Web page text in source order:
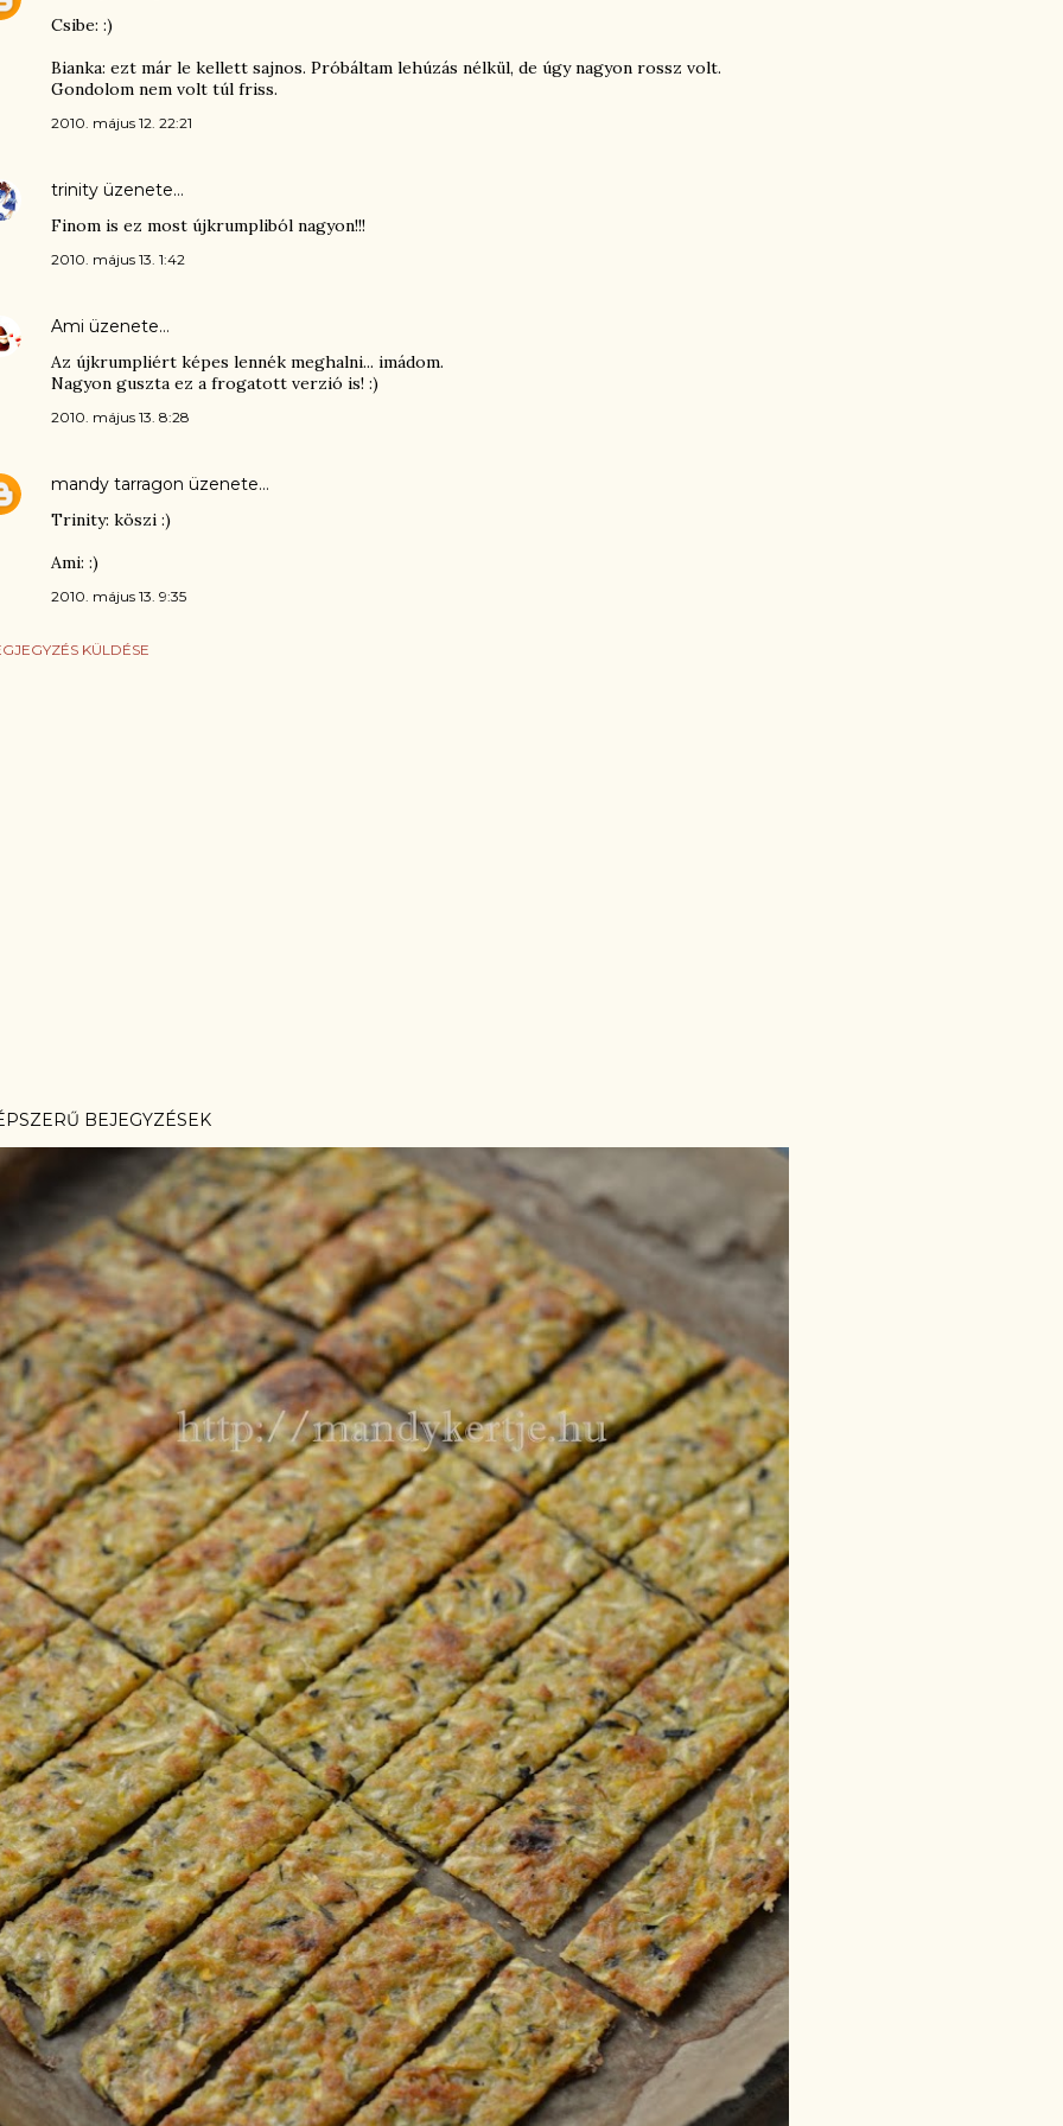
Csibe: :)
Bianka: ezt már le kellett sajnos. Próbáltam lehúzás nélkül, de úgy nagyon rossz volt.
Gondolom nem volt túl friss.
2010. május 12. 22:21
trinity üzenete…
Finom is ez most újkrumpliból nagyon!!!
2010. május 13. 1:42
Ami üzenete…
Az újkrumpliért képes lennék meghalni... imádom.
Nagyon guszta ez a frogatott verzió is! :)
2010. május 13. 8:28
mandy tarragon üzenete…
Trinity: köszi :)
Ami: :)
2010. május 13. 9:35
KÜLDÉSE
BEJEGYZÉSEK